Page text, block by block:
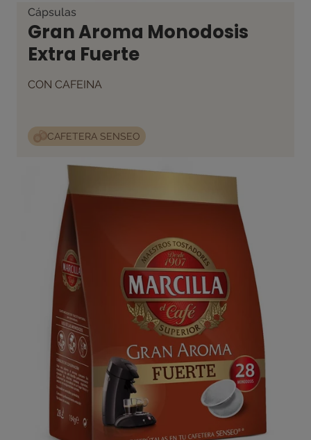
Cápsulas
Gran Aroma Monodosis
Extra Fuerte
CON CAFEINA
CAFETERA SENSEO